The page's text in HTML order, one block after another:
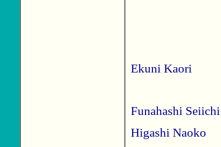
Ekuni Kaori
Funahashi Seiichi
Higashi Naoko